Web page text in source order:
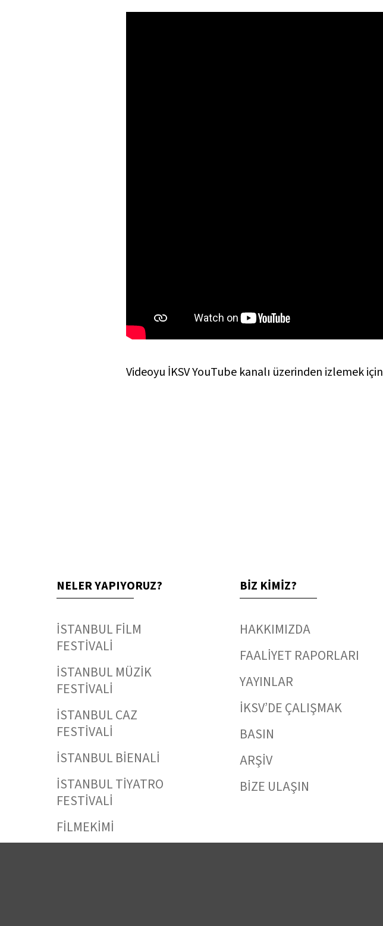
Videoyu İKSV YouTube kanalı üzerinden izlemek için
NELER YAPIYORUZ?
İSTANBUL FİLM
FESTİVALİ
İSTANBUL MÜZİK
FESTİVALİ
İSTANBUL CAZ
FESTİVALİ
İSTANBUL BİENALİ
İSTANBUL TİYATRO
FESTİVALİ
FİLMEKİMİ
BİZ KİMİZ?
HAKKIMIZDA
FAALİYET RAPORLARI
YAYINLAR
İKSV’DE ÇALIŞMAK
BASIN
ARŞİV
BİZE ULAŞIN